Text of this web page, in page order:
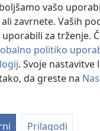
vašo
zavrnete. Vaših
za trženje.
politiko
. Svoje nastavitve
da greste na
Prilagodi
Tower Bible and Tract